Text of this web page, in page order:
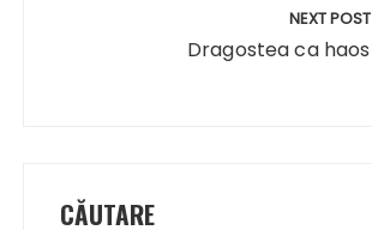
NEXT POST
Dragostea ca haos
CĂUTARE